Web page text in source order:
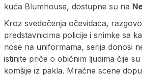
kuća Blumhouse, dostupne su na
Kroz svedočenja očevidaca,
predstavnicima policije i snimke sa
nose na uniformama, serija donosi
istinite priče o običnim ljudima čije
komšije iz pakla. Mračne scene